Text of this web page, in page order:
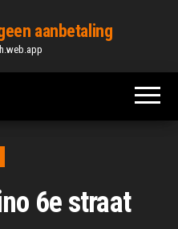
aanbetaling
6e straat